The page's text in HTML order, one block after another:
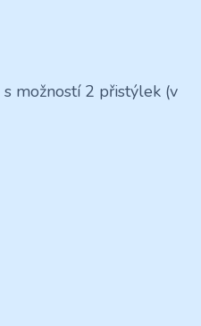
s možností 2 přistýlek (v